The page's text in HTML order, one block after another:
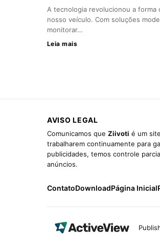
A tecnologia revolucionou a forma
nosso veículo. Com soluções
monitorar…
Leia mais
AVISO LEGAL
Comunicamos que Ziivoti é um
trabalharem continuamente para
publicidades, temos controle
anúncios.
ContatoDownloadPágina Inicial